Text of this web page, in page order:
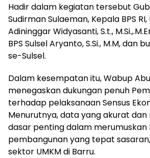
Hadir dalam kegiatan tersebut
Sudirman Sulaeman, Kepala BPS
Adininggar Widyasanti, S.t.,
BPS Sulsel Aryanto, S.Si., M.M, dan
se-Sulsel.
Dalam kesempatan itu, Wabup
menegaskan dukungan penuh
terhadap pelaksanaan Sensus
Menurutnya, data yang akurat
dasar penting dalam merumuskan
pembangunan yang tepat
sektor UMKM di Barru.